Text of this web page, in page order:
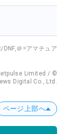
DNF,＠=アマチュア
Limited / ©
Digital Co., Ltd.
ページ上部へ